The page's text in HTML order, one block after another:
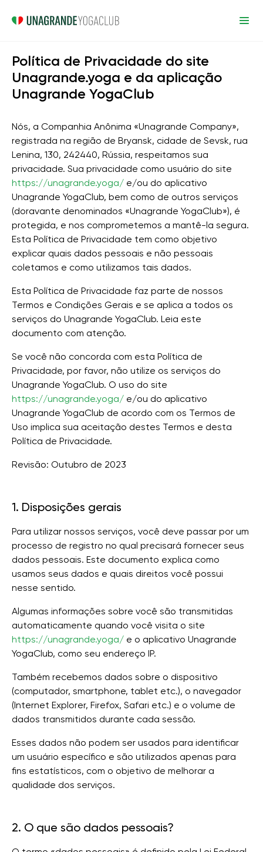
Política de Privacidade do site
Unagrande.yoga e da aplicação
Unagrande YogaClub
Nós, a Companhia Anônima «Unagrande Company»,
registrada na região de Bryansk, cidade de Sevsk, rua
Lenina, 130, 242440, Rússia, respeitamos sua
privacidade. Sua privacidade como usuário do site
https://unagrande.yoga/ e/ou do aplicativo
Unagrande YogaClub, bem como de outros serviços
(doravante denominados «Unagrande YogaClub»), é
protegida, e nos comprometemos a mantê-la segura.
Esta Política de Privacidade tem como objetivo
explicar quais dados pessoais e não pessoais
coletamos e como utilizamos tais dados.
Esta Política de Privacidade faz parte de nossos
Termos e Condições Gerais e se aplica a todos os
serviços do Unagrande YogaClub. Leia este
documento com atenção.
Se você não concorda com esta Política de
Privacidade, por favor, não utilize os serviços do
Unagrande YogaClub. O uso do site
https://unagrande.yoga/ e/ou do aplicativo
Unagrande YogaClub de acordo com os Termos de
Uso implica sua aceitação destes Termos e desta
Política de Privacidade.
Revisão: Outubro de 2023
1. Disposições gerais
Para utilizar nossos serviços, você deve passar por um
processo de registro no qual precisará fornecer seus
dados pessoais. Este documento explica como
usamos seus dados e quais direitos você possui
nesse sentido.
Algumas informações sobre você são transmitidas
automaticamente quando você visita o site
https://unagrande.yoga/ e o aplicativo Unagrande
YogaClub, como seu endereço IP.
Também recebemos dados sobre o dispositivo
(computador, smartphone, tablet etc.), o navegador
(Internet Explorer, Firefox, Safari etc.) e o volume de
dados transmitidos durante cada sessão.
Esses dados não podem ser usados para identificar
um usuário específico e são utilizados apenas para
fins estatísticos, com o objetivo de melhorar a
qualidade dos serviços.
2. O que são dados pessoais?